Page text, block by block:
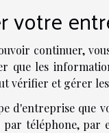
votre
continuer,
que les
vérifier et gérer
d'entreprise que
téléphone, par